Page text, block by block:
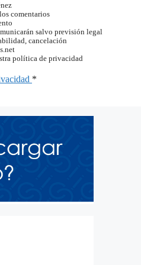
comentarios
salvo previsión legal
cancelación
política de privacidad
*